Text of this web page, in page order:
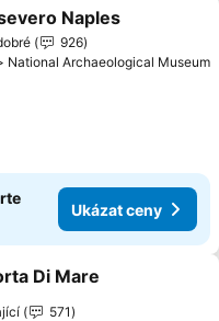
na seznam oblíbených
Naples
926
National Archaeological Museum
Ukázat ceny
na seznam oblíbených
Di Mare
571